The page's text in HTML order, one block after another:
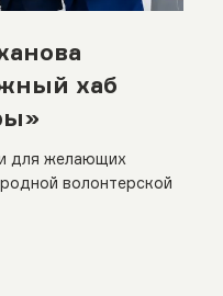
хаб
для желающих
волонтерской